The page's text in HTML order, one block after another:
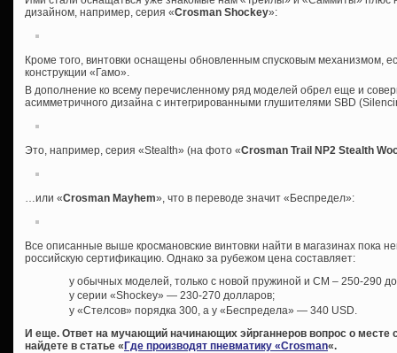
дизайном, например, серия «Crosman Shockey»:
Кроме того, винтовки оснащены обновленным спусковым механизмом,
конструкции «Гамо».
В дополнение ко всему перечисленному ряд моделей обрел еще и
асимметричного дизайна с интегрированными глушителями SBD
Это, например, серия «Stealth» (на фото «Crosman Trail NP2 Stealth
…или «Crosman Mayhem», что в переводе значит «Беспредел»:
Все описанные выше кросмановские винтовки найти в магазинах пока
российскую сертификацию. Однако за рубежом цена составляет:
у обычных моделей, только с новой пружиной и СМ – 250-290
у серии «Shockey» — 230-270 долларов;
у «Стелсов» порядка 300, а у «Беспредела» — 340 USD.
И еще. Ответ на мучающий начинающих эйрганнеров вопрос о месте
найдете в статье «Где производят пневматику «Crosman«.